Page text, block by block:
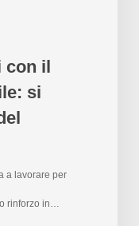
il
si
a lavorare per
rinforzo in…